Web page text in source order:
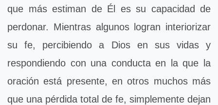
que más estiman de Él es su capacidad de
perdonar. Mientras algunos logran interiorizar
su fe, percibiendo a Dios en sus vidas y
respondiendo con una conducta en la que la
oración está presente, en otros muchos más
que una pérdida total de fe, simplemente dejan